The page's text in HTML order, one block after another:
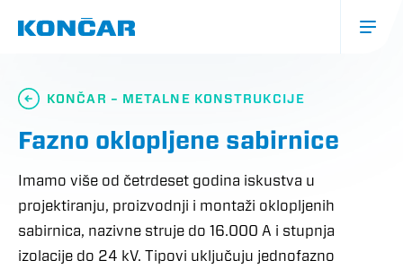
navigacija
(mobile)
KONČAR – METALNE KONSTRUKCIJE
Fazno oklopljene sabirnice
Imamo više od četrdeset godina iskustva u
projektiranju, proizvodnji i montaži oklopljenih
sabirnica, nazivne struje do 16.000 A i stupnja
izolacije do 24 kV. Tipovi uključuju jednofazno